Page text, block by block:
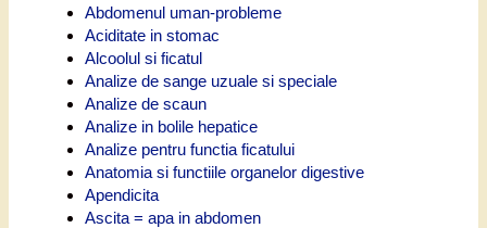
Abdomenul uman-probleme
Aciditate in stomac
Alcoolul si ficatul
Analize de sange uzuale si speciale
Analize de scaun
Analize in bolile hepatice
Analize pentru functia ficatului
Anatomia si functiile organelor digestive
Apendicita
Ascita = apa in abdomen